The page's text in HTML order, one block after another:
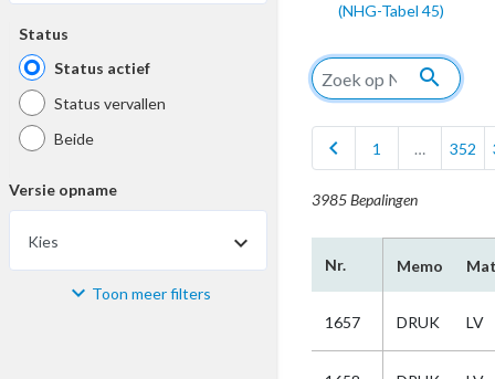
Status
Status actief
Status vervallen
Beide
Versie opname
Kies
Materiaal Toon meer filters
(NHG-Tabel 45)
search
chevron_left 1 … 352
3985 Bepalingen
Nr. Memo
1657 DRUK LV